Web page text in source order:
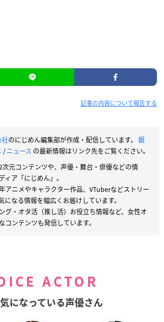
記事の内容について報告する
のにじめん編集部が作成・配信しています。 銀
/ニュース の最新情報はリンク先をご覧ください。
元コンテンツや、声優・舞台・俳優などの情
ア「にじめん」。
アニメやキャラクター作品、VTuberなどストリー
なる情報を幅広くお届けしています。
グ・オタ活（推し活）お役立ち情報など、女性オ
ンテンツも発信しています。
ACTOR
になっている声優さん